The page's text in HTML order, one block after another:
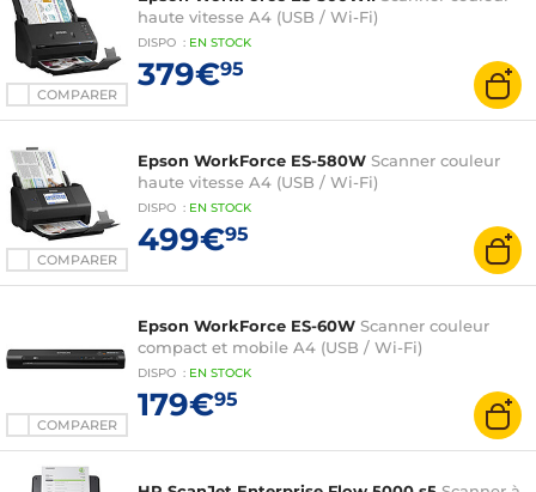
COMPARER
haute vitesse A4 (USB / Wi-Fi)
DISPO : EN STOCK
379€95
COMPARER
Epson WorkForce ES-580W Scanner couleur
haute vitesse A4 (USB / Wi-Fi)
DISPO : EN STOCK
499€95
COMPARER
Epson WorkForce ES-60W Scanner couleur
compact et mobile A4 (USB / Wi-Fi)
DISPO : EN STOCK
179€95